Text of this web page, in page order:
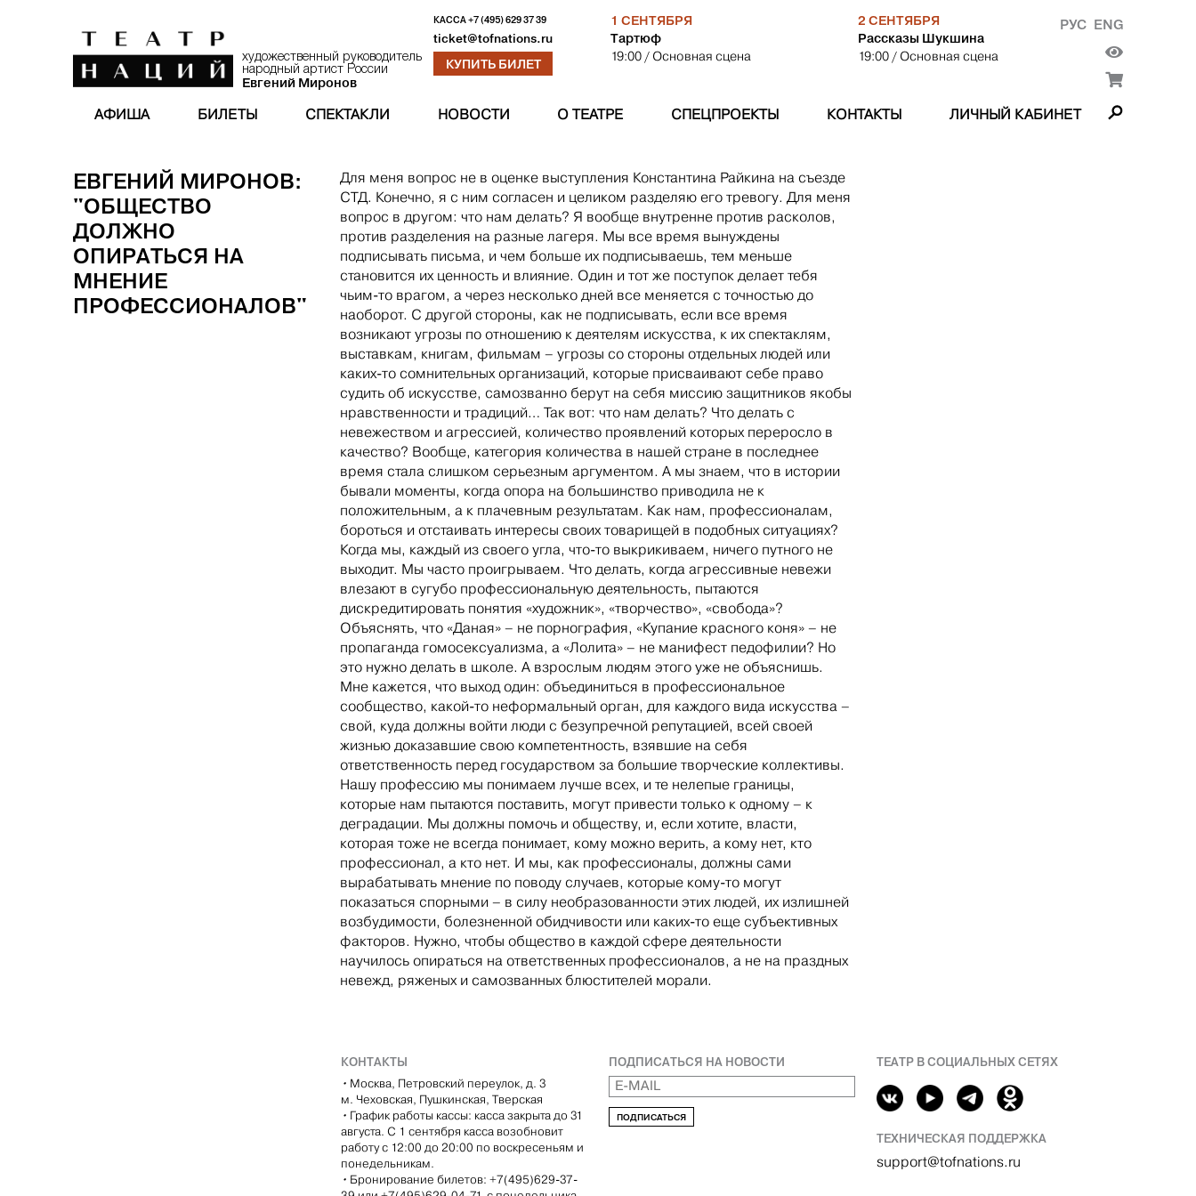
художественный руководитель
народный артист России
Евгений Миронов
КАССА+7 (495) 629 37 39
ticket@tofnations.ru
КУПИТЬ БИЛЕТ
1 СЕНТЯБРЯ
Тартюф
19:00 / Основная сцена
2 СЕНТЯБРЯ
Рассказы Шукшина
19:00 / Основная сцена
РУС ENG
АФИША БИЛЕТЫ СПЕКТАКЛИ НОВОСТИ О ТЕАТРЕ СПЕЦПРОЕКТЫ КОНТАКТЫ ЛИЧНЫЙ КАБИНЕТ
ЕВГЕНИЙ МИРОНОВ:
"ОБЩЕСТВО
ДОЛЖНО
ОПИРАТЬСЯ НА
МНЕНИЕ
ПРОФЕССИОНАЛОВ"
Для меня вопрос не в оценке выступления Константина Райкина на съезде
СТД. Конечно, я с ним согласен и целиком разделяю его тревогу. Для меня
вопрос в другом: что нам делать? Я вообще внутренне против расколов,
против разделения на разные лагеря. Мы все время вынуждены
подписывать письма, и чем больше их подписываешь, тем меньше
становится их ценность и влияние. Один и тот же поступок делает тебя
чьим-то врагом, а через несколько дней все меняется с точностью до
наоборот. С другой стороны, как не подписывать, если все время
возникают угрозы по отношению к деятелям искусства, к их спектаклям,
выставкам, книгам, фильмам – угрозы со стороны отдельных людей или
каких-то сомнительных организаций, которые присваивают себе право
судить об искусстве, самозванно берут на себя миссию защитников якобы
нравственности и традиций… Так вот: что нам делать? Что делать с
невежеством и агрессией, количество проявлений которых переросло в
качество? Вообще, категория количества в нашей стране в последнее
время стала слишком серьезным аргументом. А мы знаем, что в истории
бывали моменты, когда опора на большинство приводила не к
положительным, а к плачевным результатам. Как нам, профессионалам,
бороться и отстаивать интересы своих товарищей в подобных ситуациях?
Когда мы, каждый из своего угла, что-то выкрикиваем, ничего путного не
выходит. Мы часто проигрываем. Что делать, когда агрессивные невежи
влезают в сугубо профессиональную деятельность, пытаются
дискредитировать понятия «художник», «творчество», «свобода»?
Объяснять, что «Даная» – не порнография, «Купание красного коня» – не
пропаганда гомосексуализма, а «Лолита» – не манифест педофилии? Но
это нужно делать в школе. А взрослым людям этого уже не объяснишь.
Мне кажется, что выход один: объединиться в профессиональное
сообщество, какой-то неформальный орган, для каждого вида искусства –
свой, куда должны войти люди с безупречной репутацией, всей своей
жизнью доказавшие свою компетентность, взявшие на себя
ответственность перед государством за большие творческие коллективы.
Нашу профессию мы понимаем лучше всех, и те нелепые границы,
которые нам пытаются поставить, могут привести только к одному – к
деградации. Мы должны помочь и обществу, и, если хотите, власти,
которая тоже не всегда понимает, кому можно верить, а кому нет, кто
профессионал, а кто нет. И мы, как профессионалы, должны сами
вырабатывать мнение по поводу случаев, которые кому-то могут
показаться спорными – в силу необразованности этих людей, их излишней
возбудимости, болезненной обидчивости или каких-то еще субъективных
факторов. Нужно, чтобы общество в каждой сфере деятельности
научилось опираться на ответственных профессионалов, а не на праздных
невежд, ряженых и самозванных блюстителей морали.
КОНТАКТЫ
• Москва, Петровский переулок, д. 3
м. Чеховская, Пушкинская, Тверская
• График работы кассы: касса закрыта до 31
августа. С 1 сентября касса возобновит
работу с 12:00 до 20:00 по воскресеньям и
понедельникам.
• Бронирование билетов: +7(495)629-37-
ПОДПИСАТЬСЯ НА НОВОСТИ
ПОДПИСАТЬСЯ
ТЕАТР В СОЦИАЛЬНЫХ СЕТЯХ
ТЕХНИЧЕСКАЯ ПОДДЕРЖКА
support@tofnations.ru